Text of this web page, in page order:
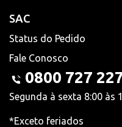
SAC
Status do Pedido
Fale Conosco
0800 727
Segunda à sexta 8:00 às
*Exceto feriados